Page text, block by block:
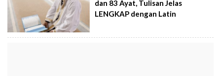
dan 83 Ayat, Tulisan Jelas
LENGKAP dengan Latin